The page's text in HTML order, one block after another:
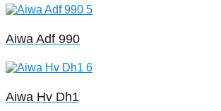
Aiwa Adf 990
Aiwa Hv Dh1